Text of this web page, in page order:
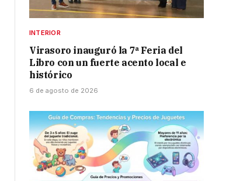
INTERIOR
Virasoro inauguró la 7ª Feria del
Libro con un fuerte acento local e
histórico
6 de agosto de 2026